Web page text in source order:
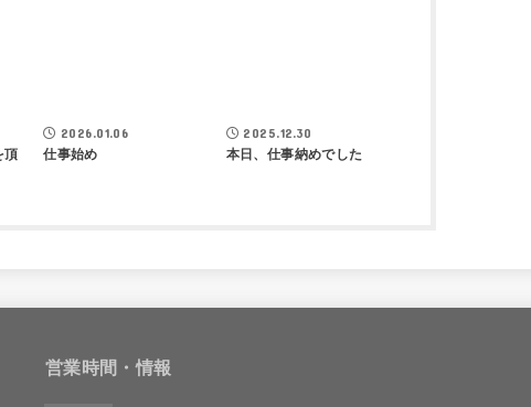
頂
鵜飼正也BLOG
2026.01.06
仕事始め
鵜飼正也BLOG
2025.12.30
本日、仕事納めでした
営業時間・情報